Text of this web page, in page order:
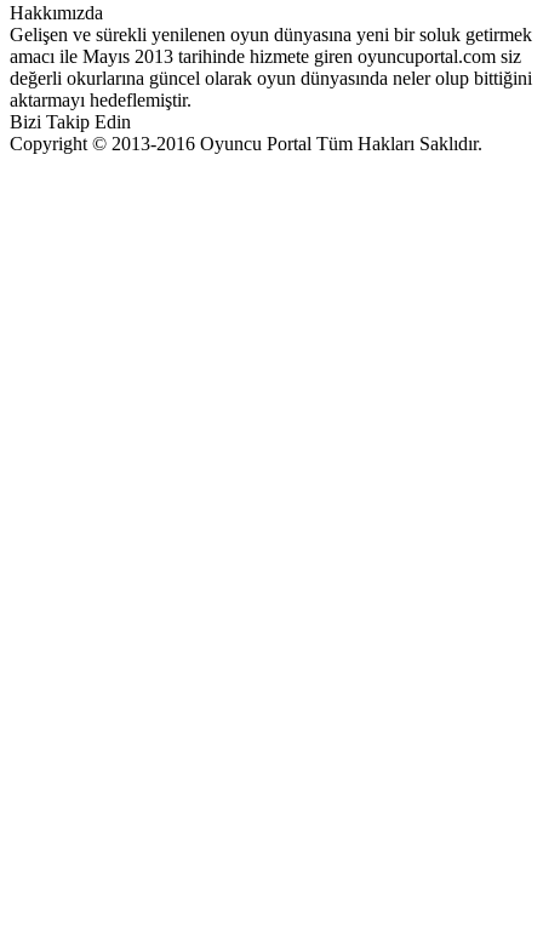
Hakkımızda
Gelişen ve sürekli yenilenen oyun dünyasına yeni bir soluk getirmek
amacı ile Mayıs 2013 tarihinde hizmete giren oyuncuportal.com siz
değerli okurlarına güncel olarak oyun dünyasında neler olup bittiğini
aktarmayı hedeflemiştir.
Bizi Takip Edin
Copyright © 2013-2016 Oyuncu Portal Tüm Hakları Saklıdır.